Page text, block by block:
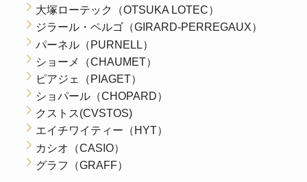
大塚ローテック（OTSUKA LOTEC）
ジラール・ペルゴ（GIRARD-PERREGAUX）
パーネル（PURNELL）
ショーメ（CHAUMET）
ピアジェ（PIAGET）
ショパール（CHOPARD）
クストス(CVSTOS)
エイチワイティー（HYT）
カシオ（CASIO）
グラフ（GRAFF）